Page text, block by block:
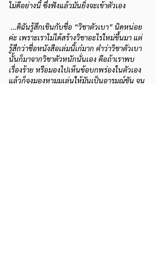
ไม่ดีอย่างนี้ ซึ่งฟังแล้วมันยิ่งจะเข้าตัวเอง
ค่ะ เพราะเราไม่ได้สร้างวิชาอะไรใหม่ขึ้นมา แต่
รู้สึกว่าชื่อหนังสือเล่มนี้เก๋มาก คำว่าวิชาตัวเบา
นั้นก็มาจากวิชาตัวหนักนั่นเอง คือถ้าเราพบ
เรื่องร้าย หรือมองไปเห็นข้อบกพร่องในตัวเอง
แล้วก็จงมองหามุมเล่นให้มันเป็นอารมณ์ขัน จน